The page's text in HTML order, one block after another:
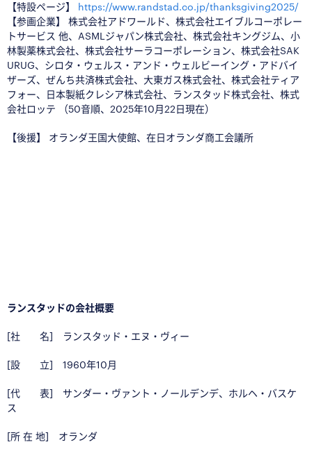
【特設ページ】
https://www.randstad.co.jp/thanksgiving2025/
【参画企業】 株式会社アドワールド、株式会社エイブルコーポレー
トサービス 他、ASMLジャパン株式会社、株式会社キングジム、小
林製薬株式会社、株式会社サーラコーポレーション、株式会社SAK
URUG、シロタ・ウェルス・アンド・ウェルビーイング・アドバイ
ザーズ、ぜんち共済株式会社、大東ガス株式会社、株式会社ティア
フォー、日本製紙クレシア株式会社、ランスタッド株式会社、株式
会社ロッテ （50音順、2025年10月22日現在）
【後援】 オランダ王国大使館、在日オランダ商工会議所
ランスタッドの会社概要
[社 名] ランスタッド・エヌ・ヴィー
[設 立] 1960年10月
[代 表] サンダー・ヴァント・ノールデンデ、ホルヘ・バスケ
ス
[所 在 地] オランダ